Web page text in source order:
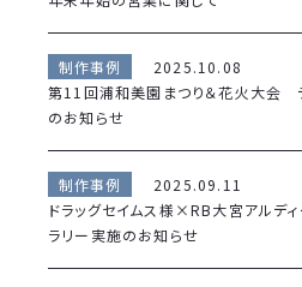
制作事例
2025.10.08
第11回浦和美園まつり＆花火大会
のお知らせ
制作事例
2025.09.11
ドラッグセイムス様×RB大宮アルデ
ラリー実施のお知らせ